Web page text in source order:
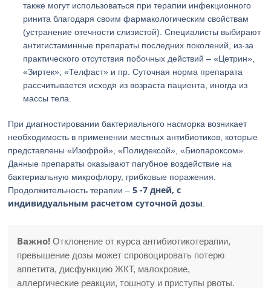
также могут использоваться при терапии инфекционного
ринита благодаря своим фармакологическим свойствам
(устранение отечности слизистой). Специалисты выбирают
антигистаминные препараты последних поколений, из-за
практического отсутствия побочных действий – «Цетрин»,
«Зиртек», «Телфаст» и пр. Суточная норма препарата
рассчитывается исходя из возраста пациента, иногда из
массы тела.
При диагностировании бактериального насморка возникает
необходимость в применении местных антибиотиков, которые
представлены «Изофрой», «Полидексой», «Биопароксом».
Данные препараты оказывают пагубное воздействие на
бактериальную микрофлору, грибковые поражения.
Продолжительность терапии –5 -7 дней, с
индивидуальным расчетом суточной дозы
Важно! Отклонение от курса антибиотикотерапии,
превышение дозы может спровоцировать потерю
аппетита, дисфункцию ЖКТ, малокровие,
аллергические реакции, тошноту и приступы рвоты.